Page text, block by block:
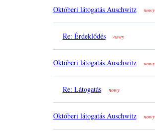
Októberi látogatás Auschwitz nowy
Re: Érdeklődés nowy
Októberi látogatás Auschwitz nowy
Re: Látogatás nowy
Októberi látogatás Auschwitz nowy